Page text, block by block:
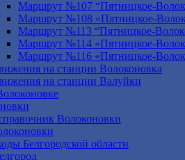
Маршрут №107 “Пятницкое-
Маршрут №108 «Пятницкое-
Маршрут №113 “Пятницкое-
Маршрут №114 «Пятницкое-
Маршрут №116 «Пятницкое-
на станции Волоконовка
на станции Валуйки
Волоконовки
Белгородской области